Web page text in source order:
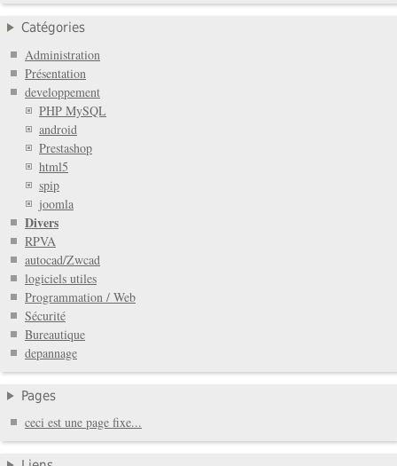
Catégories
Administration
Présentation
developpement
PHP MySQL
android
Prestashop
html5
spip
joomla
Divers
RPVA
autocad/Zwcad
logiciels utiles
Programmation / Web
Sécurité
Bureautique
depannage
Pages
ceci est une page fixe...